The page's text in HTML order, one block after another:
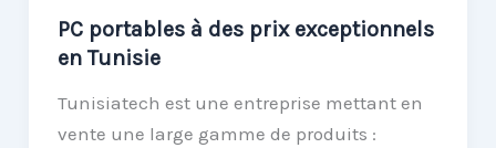
PC portables à des prix exceptionnels
en Tunisie
Tunisiatech est une entreprise mettant en
vente une large gamme de produits :